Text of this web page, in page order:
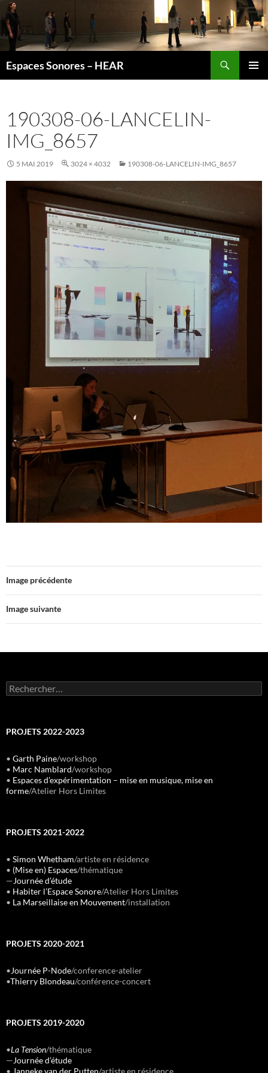
Espaces Sonores – HEAR
190308-06-LANCELIN-
IMG_8657
5 MAI 2019 3024 × 4032 190308-06-LANCELIN-IMG_8657
Image précédente
Image suivante
Rechercher :
PROJETS 2022-2023
• Garth Paine/workshop
• Marc Namblard/workshop
• Espaces d’expérimentation – mise en musique, mise en
forme/Atelier Hors Limites
PROJETS 2021-2022
• Simon Whetham/artiste en résidence
• (Mise en) Espaces/thématique
—Journée d’étude
• Habiter l’Espace Sonore/Atelier Hors Limites
• La Marseillaise en Mouvement/installation
PROJETS 2020-2021
•Journée P-Node/conference-atelier
•Thierry Blondeau/conférence-concert
PROJETS 2019-2020
•La Tension/thématique
—Journée d’étude
• Janneke van der Putten/artiste en résidence